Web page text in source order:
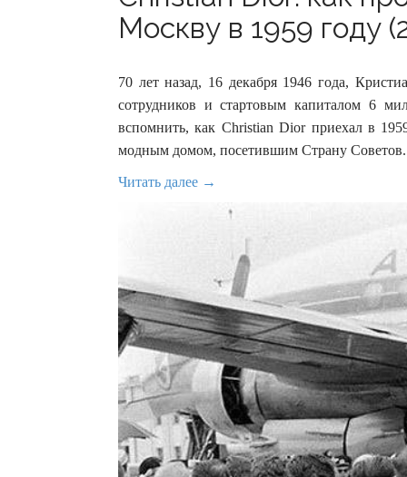
Москву в 1959 году
70 лет назад, 16 декабря 1946 года,
сотрудников и стартовым капиталом 6
вспомнить, как Christian Dior приехал в
модным домом, посетившим Страну Советов.
Читать далее →